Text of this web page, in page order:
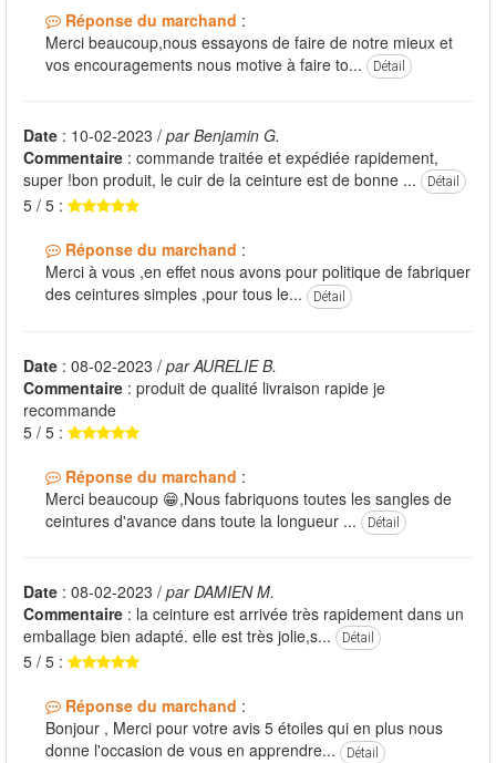
Réponse du marchand :
Merci beaucoup,nous essayons de faire de notre mieux et
vos encouragements nous motive à faire to...
Détail
Date : 10-02-2023 / par Benjamin G.
Commentaire : commande traitée et expédiée rapidement,
super !bon produit, le cuir de la ceinture est de bonne ...
Détail
5 / 5 :
Réponse du marchand :
Merci à vous ,en effet nous avons pour politique de fabriquer
des ceintures simples ,pour tous le...
Détail
Date : 08-02-2023 / par AURELIE B.
Commentaire : produit de qualité livraison rapide je
recommande
5 / 5 :
Réponse du marchand :
Merci beaucoup 😁,Nous fabriquons toutes les sangles de
ceintures d'avance dans toute la longueur ...
Détail
Date : 08-02-2023 / par DAMIEN M.
Commentaire : la ceinture est arrivée très rapidement dans un
emballage bien adapté. elle est très jolie,s...
Détail
5 / 5 :
Réponse du marchand :
Bonjour , Merci pour votre avis 5 étoiles qui en plus nous
donne l'occasion de vous en apprendre...
Détail